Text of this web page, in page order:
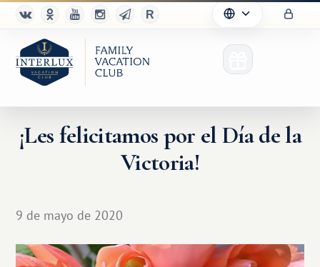
¡Les felicitamos por el Día de la
Victoria!
9 de mayo de 2020